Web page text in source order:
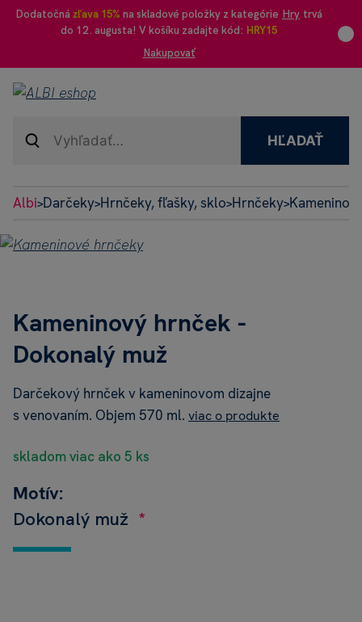
Dodatočná zľava 15% na skladové položky z kategórie Hry trvá
do 12. augusta! V košíku zadajte kód: HRY15
Nakupovať
HĽADAŤ
Albi>Darčeky>Hrnčeky, fľašky, sklo>Hrnčeky>
Kameninový hrnček -
Dokonalý muž
Darčekový hrnček v kameninovom dizajne
s venovaním. Objem 570 ml. viac o produkte
skladom viac ako 5 ks
Motív:
Dokonalý muž